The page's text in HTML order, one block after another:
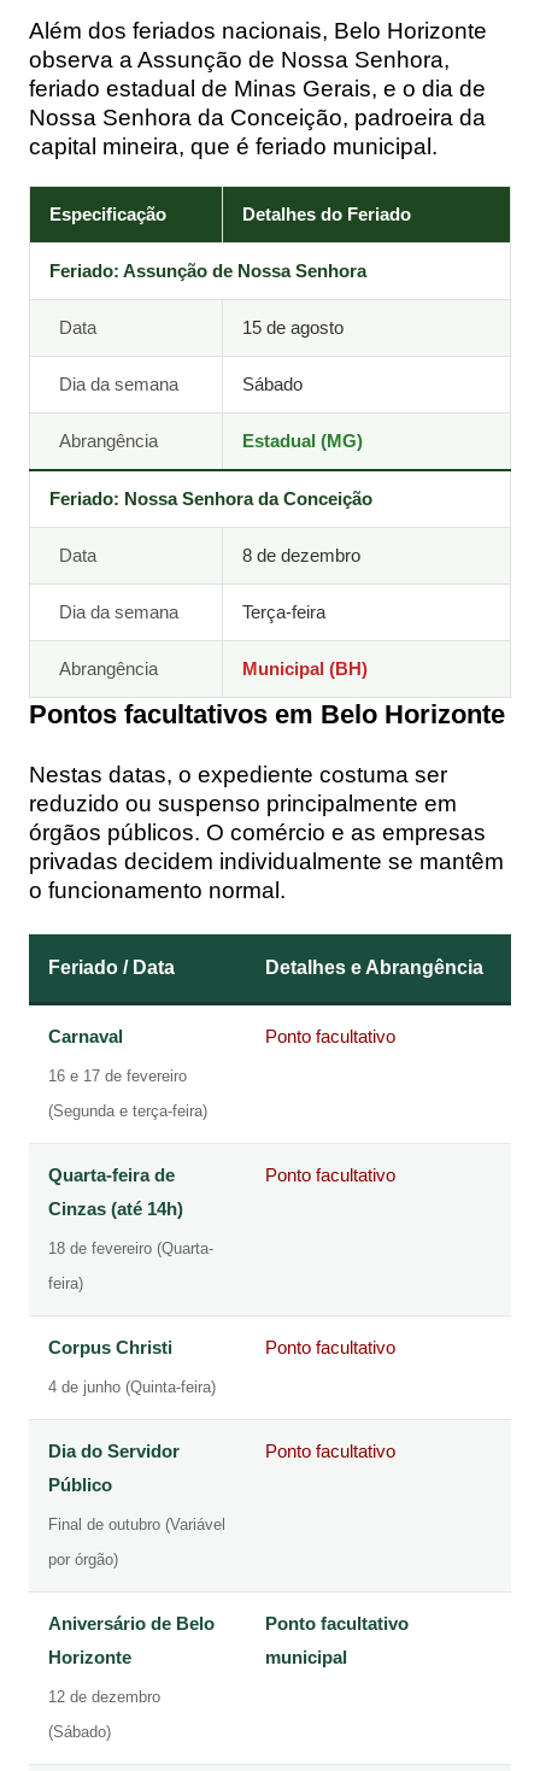
Além dos feriados nacionais, Belo Horizonte
observa a Assunção de Nossa Senhora,
feriado estadual de Minas Gerais, e o dia de
Nossa Senhora da Conceição, padroeira da
capital mineira, que é feriado municipal.
Especificação Detalhes do Feriado
Feriado: Assunção de Nossa Senhora
Data 15 de agosto
Dia da semana Sábado
Abrangência Estadual (MG)
Feriado: Nossa Senhora da Conceição
Data 8 de dezembro
Dia da semana Terça-feira
Abrangência Municipal (BH)
Pontos facultativos em Belo Horizonte
Nestas datas, o expediente costuma ser
reduzido ou suspenso principalmente em
órgãos públicos. O comércio e as empresas
privadas decidem individualmente se mantêm
o funcionamento normal.
Feriado / Data Detalhes e Abrangência
Carnaval
16 e 17 de fevereiro
(Segunda e terça-feira)
Ponto facultativo
Quarta-feira de
Cinzas (até 14h)
18 de fevereiro (Quarta-
feira)
Ponto facultativo
Corpus Christi
4 de junho (Quinta-feira)
Ponto facultativo
Dia do Servidor
Público
Final de outubro (Variável
por órgão)
Ponto facultativo
Aniversário de Belo
Horizonte
12 de dezembro
(Sábado)
Ponto facultativo
municipal